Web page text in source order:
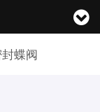
阀
蝶阀